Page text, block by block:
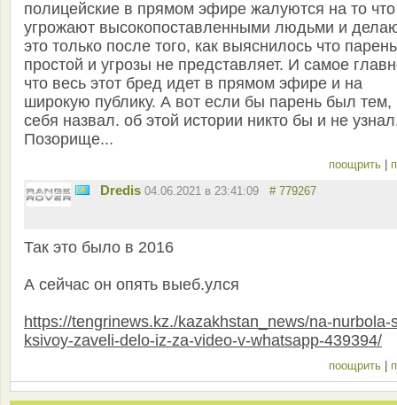
полицейские в прямом эфире жалуются на то
угрожают высокопоставленными людьми и
это только после того, как выяснилось что парень
простой и угрозы не представляет. И самое
что весь этот бред идет в прямом эфире и на
широкую публику. А вот если бы парень был тем,
себя назвал. об этой истории никто бы и не
Позорище...
поощрить
Dredis 04.06.2021 в 23:41:09 # 779267
Так это было в 2016
А сейчас он опять выеб.улся
https://tengrinews.kz./kazakhstan_news/na-nurbola-
ksivoy-zaveli-delo-iz-za-video-v-whatsapp-439394/
поощрить